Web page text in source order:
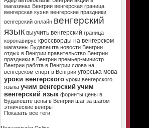
магазинах Венгрии венгерская граница
венгерская кухня венгерские праздники
венгерский онлайн венгерский
язык выучить венгерский граница
коронавирус кроссворды на венгерском
магазины Будапешта новости Венгрии
отдых в Венгрии правительство Венгрии
праздники в Венгрии премьер-министр
Венгрии работа в Венгрии слова на
венгерском спорт в Венгрии угорська мова
уроки венгерского уроки венгерского
языка учим венгерский учим
венгерский язык форинты цены в
Будапеште цены в Венгрии шаг за шагом
этнические венгры
Показать все теги